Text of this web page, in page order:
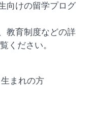
向けの留学プログ
教育制度などの詳
ください。
まれの方